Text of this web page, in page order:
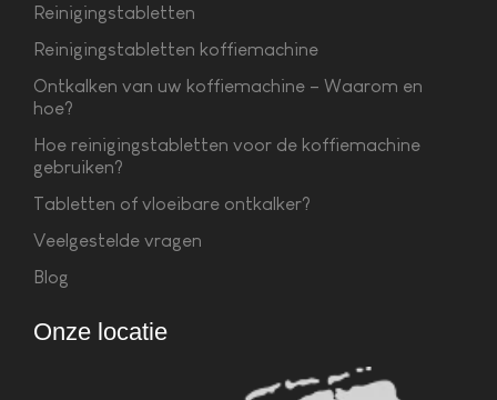
Reinigingstabletten
Reinigingstabletten koffiemachine
Ontkalken van uw koffiemachine – Waarom en
hoe?
Hoe reinigingstabletten voor de koffiemachine
gebruiken?
Tabletten of vloeibare ontkalker?
Veelgestelde vragen
Blog
Onze locatie